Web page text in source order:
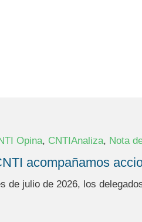
Opina, CNTIAnaliza, Nota
acompañamos
de julio de 2026, los